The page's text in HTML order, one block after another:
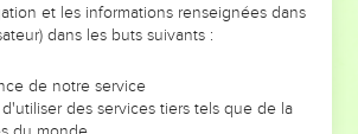
VOTRES ?
Mais on voit moins les doutes, les erreurs
qu'ils ont traversés, alors même que ce
et les informations renseignées dans
dans les buts suivants :
de notre service
des services tiers tels que de la